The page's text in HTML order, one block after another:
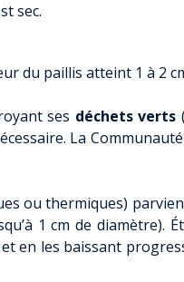
ENVIRONNEMENT –
ÉCOLOGIQUE
TERRITOIRE À ÉNERGIE
SE MOBILISER POUR LA
ÉNERGÉTIQUE
DE VOTRE
ET LOCATION
POUR LES
sec.
du paillis atteint 1 à 2
ses déchetsverts
La
ou thermiques)
1 cm de diamètre).
en les baissant